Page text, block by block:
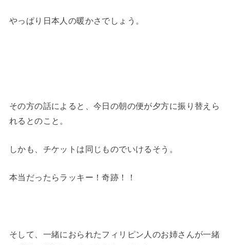
やっぱり日本人の暖かさでしょう。
その方の話によると、今日の朝の便が夕方に振り替えら
れるとのこと。
しかも、チケットは同じものでいけるそう。
本当だったらラッキー！奇跡！！
そして、一緒におられたフィリピン人のお姉さんが一緒